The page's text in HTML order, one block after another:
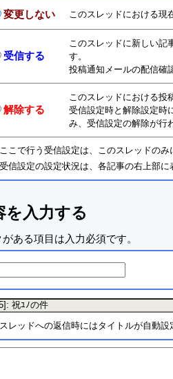
変更しない このスレッドにおける現
受信する
このスレッドに新しい記
す。
投稿通知メールの配信確
解除する
このスレッドにおける投
受信設定時と解除設定時
み、受信設定の解除が行
ここで行う受信設定は、このスレッドのみ
受信設定の設定状況は、各記事の右上部に
を入力する
ある項目は入力必須です。
スレッドへの返信時にはタイトルが自動設